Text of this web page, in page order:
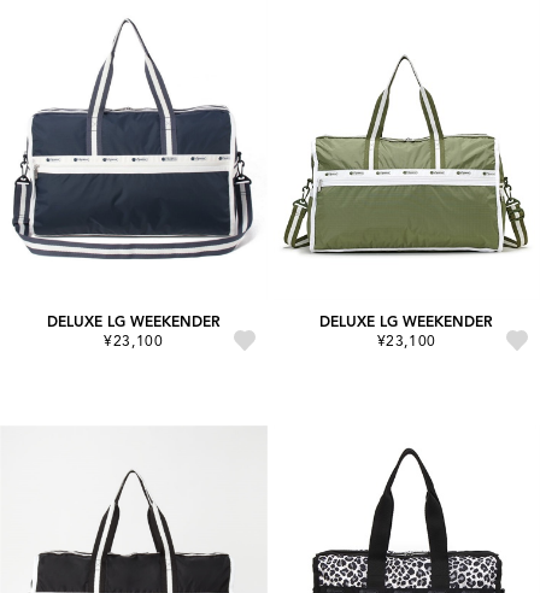
DELUXE LG WEEKENDER
¥23,100
DELUXE LG WEEKENDER
¥23,100